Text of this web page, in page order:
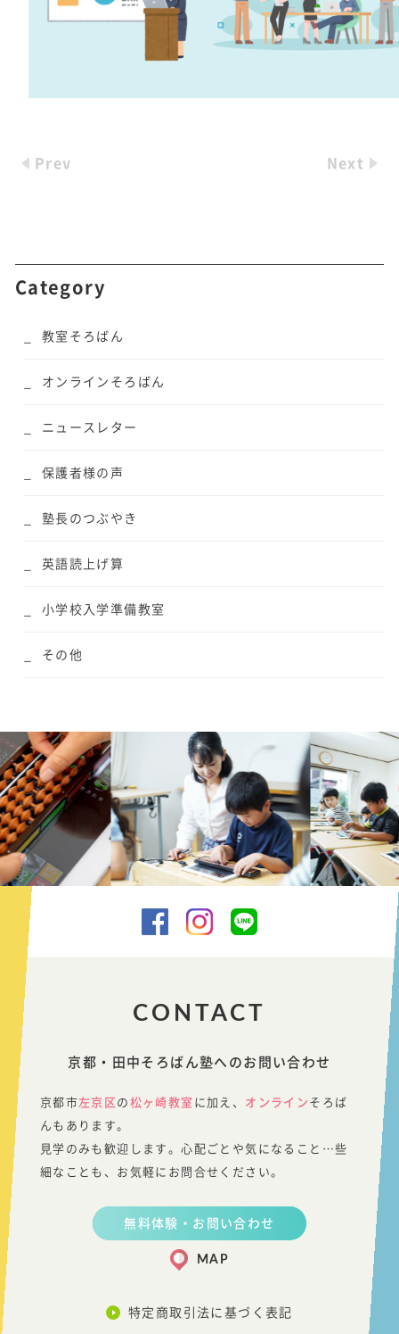
Prev Next
Category
教室そろばん
オンラインそろばん
ニュースレター
保護者様の声
塾長のつぶやき
英語読上げ算
小学校入学準備教室
その他
CONTACT
京都・田中そろばん塾へのお問い合わせ
京都市左京区 の 松ヶ崎教室 に加え、 オンライン そろば
んもあります。
見学のみも歓迎します。心配ごとや気になること…些
細なことも、お気軽にお問合せください。
無料体験・お問い合わせ
MAP
特定商取引法に基づく表記